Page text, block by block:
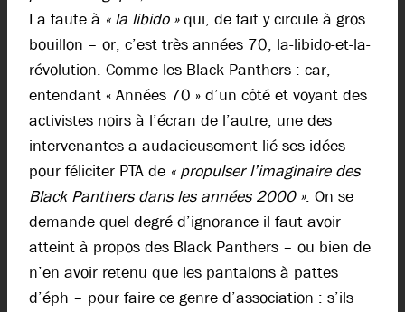
La faute à « la libido »qui, de fait y circule à gros
bouillon – or, c’est très années 70, la-libido-et-la-
révolution. Comme les Black Panthers : car,
entendant « Années 70 » d’un côté et voyant des
activistes noirs à l’écran de l’autre, une des
intervenantes a audacieusement lié ses idées
pour féliciter PTA de « propulser l’imaginaire des
Black Panthers dans les années 2000 ». On se
demande quel degré d’ignorance il faut avoir
atteint à propos des Black Panthers – ou bien de
n’en avoir retenu que les pantalons à pattes
d’éph – pour faire ce genre d’association : s’ils